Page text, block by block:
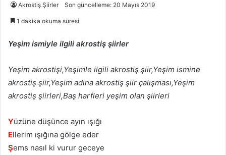
Akrostiş Şiirler Son güncelleme: 20 Mayıs 2019
1 dakika okuma süresi
Yeşim ismiyle ilgili akrostiş şiirler
Yeşim akrostişi,Yeşimle ilgili akrostiş şiir,Yeşim ismine
akrostiş şiir,Yeşim adına akrostiş şiir çalışması,Yeşim
akrostiş şiirleri,Baş harfleri yeşim olan şiirleri
Yüzüne düşünce ayın ışığı
Ellerim ışığına gölge eder
Şems nasıl ki vurur geceye